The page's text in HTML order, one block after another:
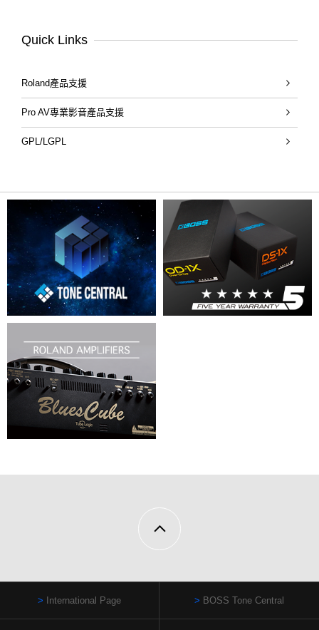
Quick Links
Roland產品支援
Pro AV專業影音產品支援
GPL/LGPL
International Page BOSS Tone Central